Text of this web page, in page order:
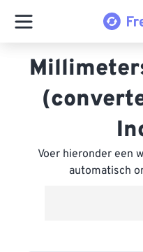
Voer hieronder een
automatisch